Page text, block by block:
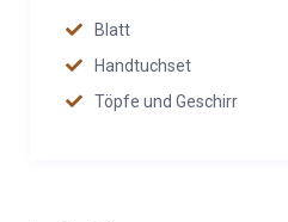
Blatt
Handtuchset
Töpfe und Geschirr